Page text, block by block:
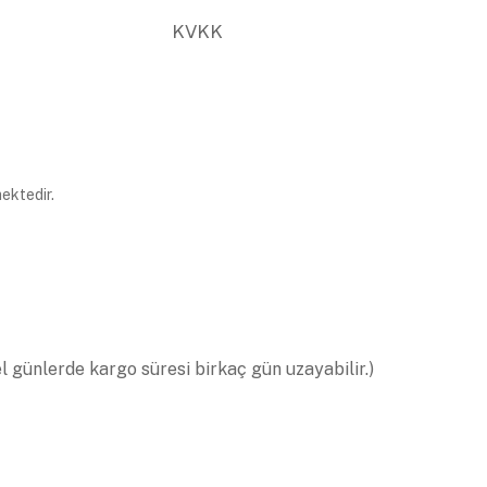
KVKK
günlerde kargo süresi birkaç gün uzayabilir.)